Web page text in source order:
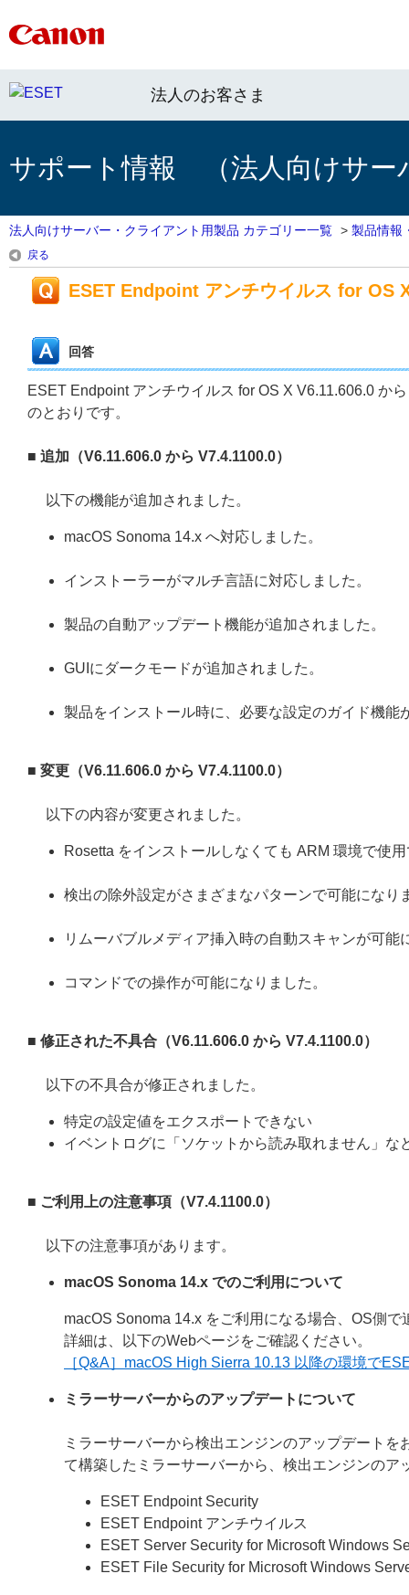
法人のお客さま
サポート情報 （法人向けサー
法人向けサーバー・クライアント用製品 カテゴリー一覧 > 製品情報
戻る
ESET Endpoint アンチウイルス for OS
回答
ESET Endpoint アンチウイルス for OS X V6.11.606.0 か
のとおりです。
■ 追加（V6.11.606.0 から V7.4.1100.0）
以下の機能が追加されました。
macOS Sonoma 14.x へ対応しました。
インストーラーがマルチ言語に対応しました。
製品の自動アップデート機能が追加されました。
GUIにダークモードが追加されました。
製品をインストール時に、必要な設定のガイド機能
■ 変更 （V6.11.606.0 から V7.4.1100.0）
以下の内容が変更されました。
Rosetta をインストールしなくても ARM 環境で使
検出の除外設定がさまざまなパターンで可能になり
リムーバブルメディア挿入時の自動スキャンが可能
コマンドでの操作が可能になりました。
■ 修正された不具合（V6.11.606.0 から V7.4.1100.0）
以下の不具合が修正されました。
特定の設定値をエクスポートできない
イベントログに「ソケットから読み取れません」な
■ ご利用上の注意事項（V7.4.1100.0）
以下の注意事項があります。
macOS Sonoma 14.x でのご利用について
macOS Sonoma 14.x をご利用になる場合、OS側
詳細は、以下のWebページをご確認ください。
［Q&A］macOS High Sierra 10.13 以降の環境で
ミラーサーバーからのアップデートについて
ミラーサーバーから検出エンジンのアップデート
て構築したミラーサーバーから、検出エンジンのア
ESET Endpoint Security
ESET Endpoint アンチウイルス
ESET Server Security for Microsoft Windows
ESET File Security for Microsoft Windows